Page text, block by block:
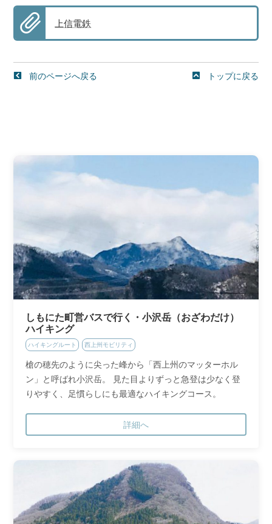
上信電鉄
前のページへ戻る トップに戻る
しもにた町営バスで行く・小沢岳（おざわだけ）
ハイキング
ハイキングルート 西上州モビリティ
槍の穂先のように尖った峰から「西上州のマッターホル
ン」と呼ばれ小沢岳。 見た目よりずっと急登は少なく登
りやすく、足慣らしにも最適なハイキングコース。
詳細へ